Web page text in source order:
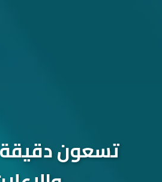
تسعون دقيقة